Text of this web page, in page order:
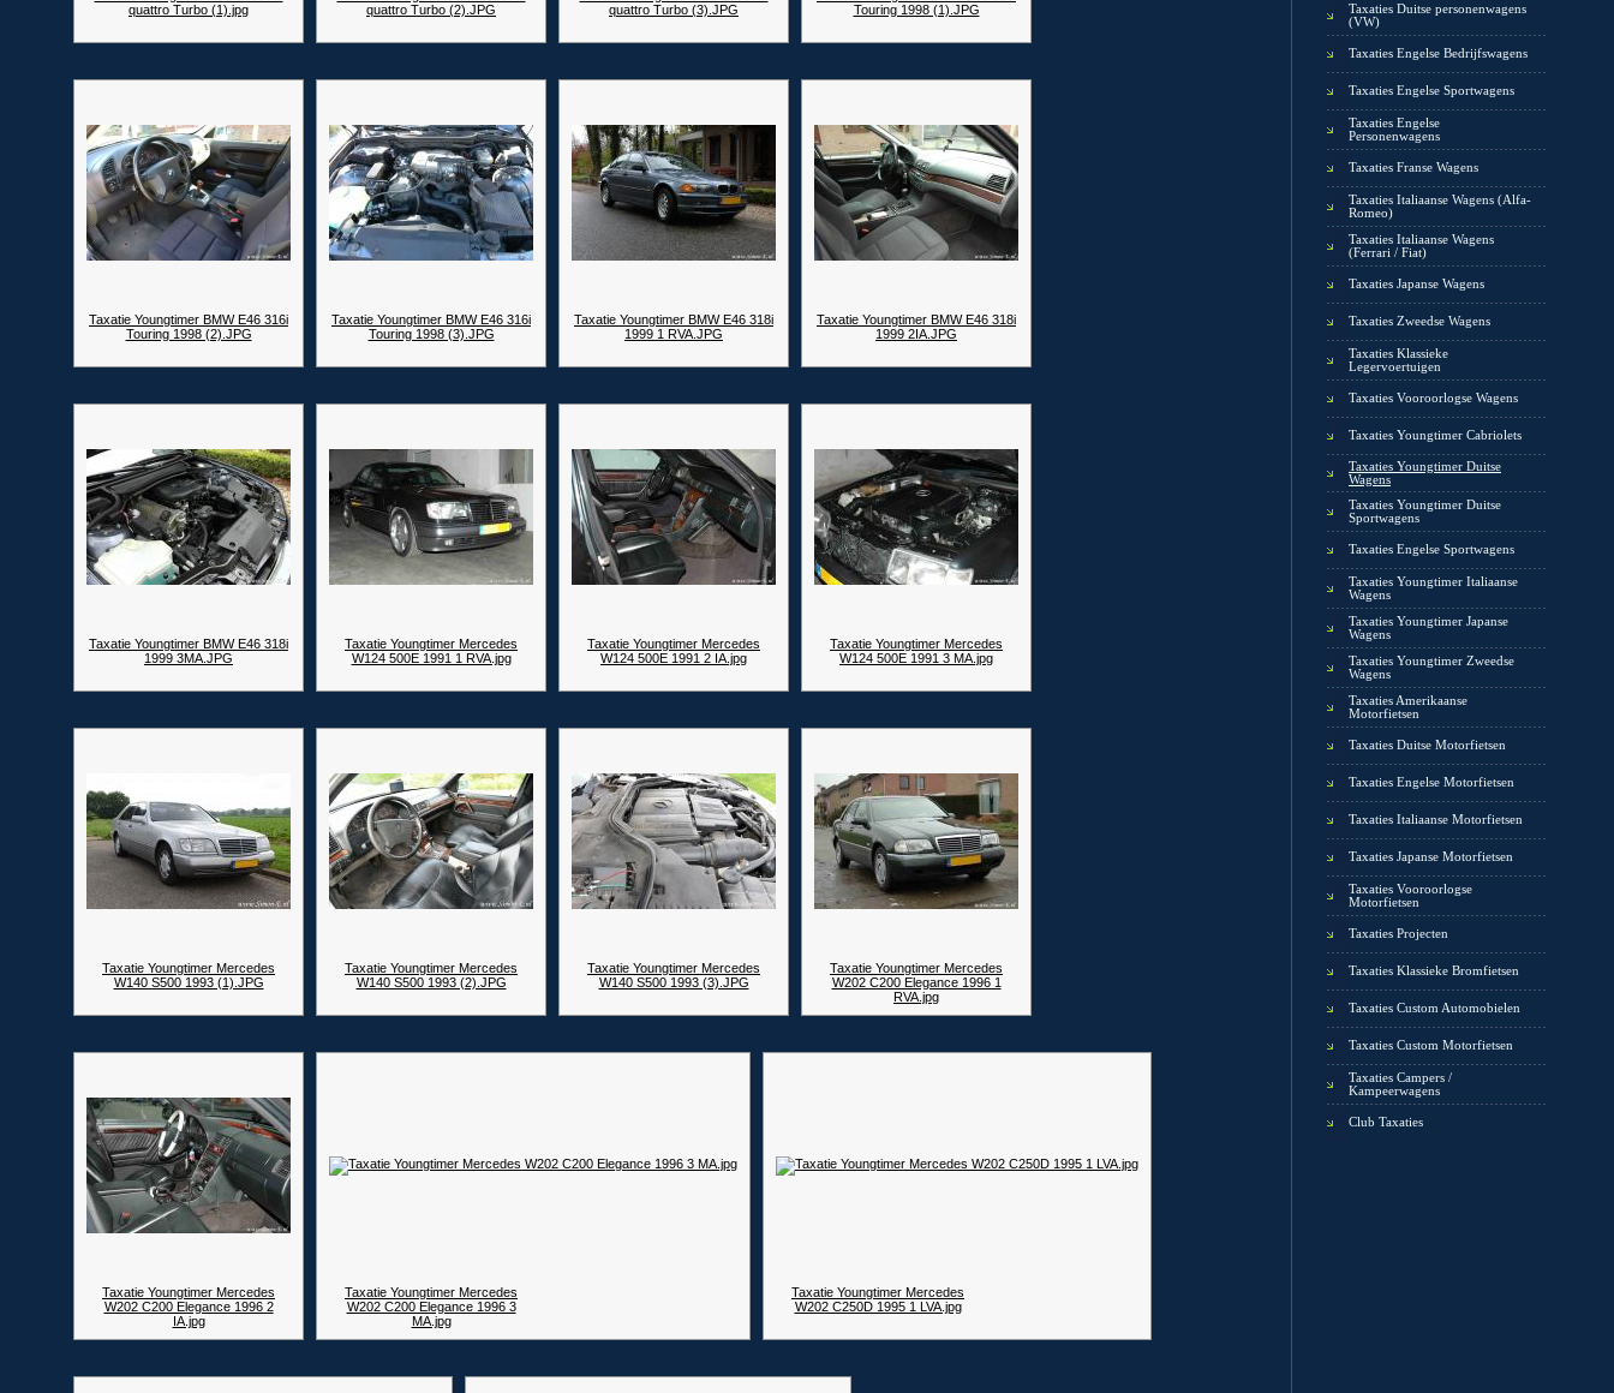
quattro Turbo (1).jpg
quattro Turbo (2).JPG
quattro Turbo (3).JPG
Touring 1998 (1).JPG
Taxatie Youngtimer BMW E46 316i
Touring 1998 (2).JPG
Taxatie Youngtimer BMW E46 316i
Touring 1998 (3).JPG
Taxatie Youngtimer BMW E46 318i
1999 1 RVA.JPG
Taxatie Youngtimer BMW E46 318i
1999 2IA.JPG
Taxatie Youngtimer BMW E46 318i
1999 3MA.JPG
Taxatie Youngtimer Mercedes
W124 500E 1991 1 RVA.jpg
Taxatie Youngtimer Mercedes
W124 500E 1991 2 IA.jpg
Taxatie Youngtimer Mercedes
W124 500E 1991 3 MA.jpg
Taxatie Youngtimer Mercedes
W140 S500 1993 (1).JPG
Taxatie Youngtimer Mercedes
W140 S500 1993 (2).JPG
Taxatie Youngtimer Mercedes
W140 S500 1993 (3).JPG
Taxatie Youngtimer Mercedes
W202 C200 Elegance 1996 1
RVA.jpg
Taxatie Youngtimer Mercedes
W202 C200 Elegance 1996 2
IA.jpg
Taxatie Youngtimer Mercedes
W202 C200 Elegance 1996 3
MA.jpg
Taxatie Youngtimer Mercedes
W202 C250D 1995 1 LVA.jpg
Taxaties Duitse personenwagens
(VW)
Taxaties Engelse Bedrijfswagens
Taxaties Engelse Sportwagens
Taxaties Engelse
Personenwagens
Taxaties Franse Wagens
Taxaties Italiaanse Wagens (Alfa-
Romeo)
Taxaties Italiaanse Wagens
(Ferrari / Fiat)
Taxaties Japanse Wagens
Taxaties Zweedse Wagens
Taxaties Klassieke
Legervoertuigen
Taxaties Vooroorlogse Wagens
Taxaties Youngtimer Cabriolets
Taxaties Youngtimer Duitse
Wagens
Taxaties Youngtimer Duitse
Sportwagens
Taxaties Engelse Sportwagens
Taxaties Youngtimer Italiaanse
Wagens
Taxaties Youngtimer Japanse
Wagens
Taxaties Youngtimer Zweedse
Wagens
Taxaties Amerikaanse
Motorfietsen
Taxaties Duitse Motorfietsen
Taxaties Engelse Motorfietsen
Taxaties Italiaanse Motorfietsen
Taxaties Japanse Motorfietsen
Taxaties Vooroorlogse
Motorfietsen
Taxaties Projecten
Taxaties Klassieke Bromfietsen
Taxaties Custom Automobielen
Taxaties Custom Motorfietsen
Taxaties Campers /
Kampeerwagens
Club Taxaties